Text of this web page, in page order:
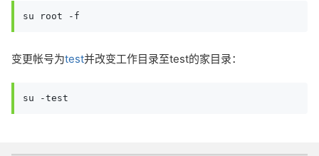
su root -f
变更帐号为test并改变工作目录至test的家目录：
su -test